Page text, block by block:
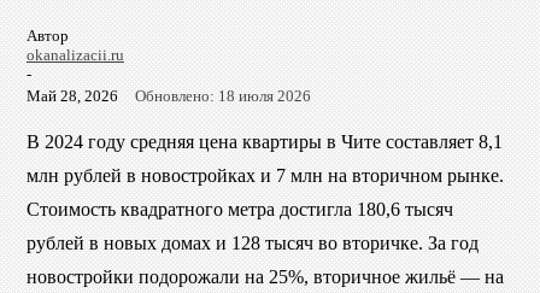
Автор
okanalizacii.ru
-
Май 28, 2026
Обновлено: 18 июля 2026
В 2024 году средняя цена квартиры в Чите составляет 8,1
млн рублей в новостройках и 7 млн на вторичном рынке.
Стоимость квадратного метра достигла 180,6 тысяч
рублей в новых домах и 128 тысяч во вторичке. За год
новостройки подорожали на 25%, вторичное жильё — на